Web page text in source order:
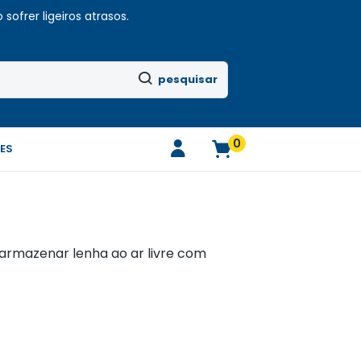
ligeiros atrasos.
pesquisar
0
lenha ao ar livre com